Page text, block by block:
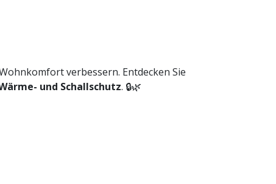
verbessern. Entdecken Sie
und Schallschutz. 🔒🌿